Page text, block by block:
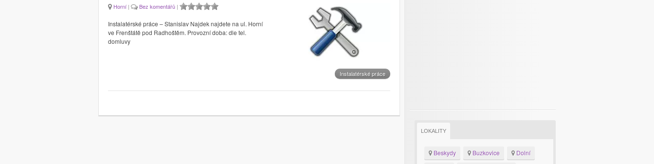
Instalatérské práce
Horní | Bez komentářů |
Instalatérské práce – Stanislav Najdek najdete na ul. Horní
ve Frenštátě pod Radhoštěm. Provozní doba: dle tel.
domluvy
LOKALITY
Beskydy Buzkovice
Dolní